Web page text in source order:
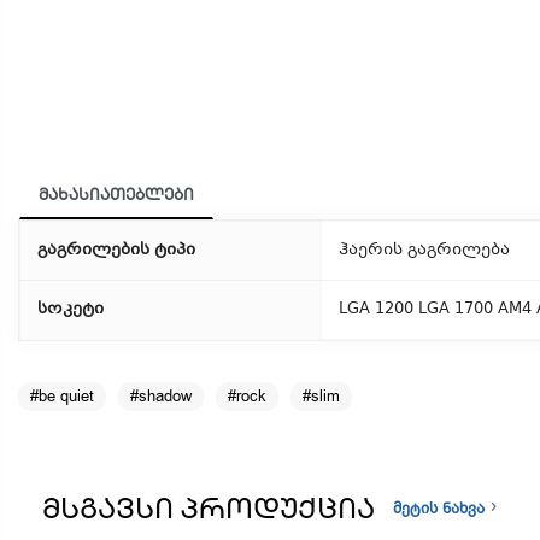
მახასიათებლები
გაგრილების ტიპი ჰაერის გაგრილება
სოკეტი LGA 1200 LGA 1700 AM4
#be quiet #shadow #rock #slim
ᲛᲡᲒᲐᲕᲡᲘ ᲞᲠᲝᲓᲣᲥᲪᲘᲐ მეტის ნახვა